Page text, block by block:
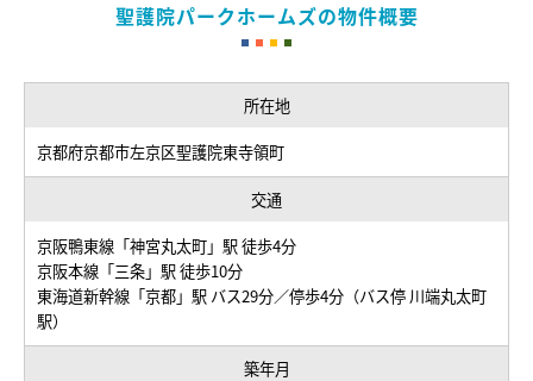
聖護院パークホームズの物件概要
所在地
京都府京都市左京区聖護院東寺領町
交通
京阪鴨東線「神宮丸太町」駅 徒歩4分
京阪本線「三条」駅 徒歩10分
東海道新幹線「京都」駅 バス29分／停歩4分（バス停 川端丸太町
駅）
築年月